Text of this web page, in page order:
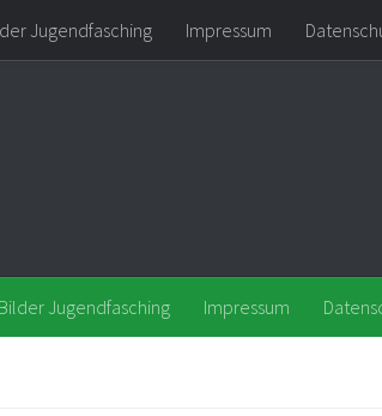
Jugendfasching Impressum
Bilder Jugendfasching Impressum